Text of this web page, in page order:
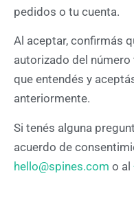
pedidos o tu cuenta.
Al aceptar, confirmás
autorizado del
que entendés y
anteriormente.
Si tenés alguna
acuerdo de
hello@spines.com o al